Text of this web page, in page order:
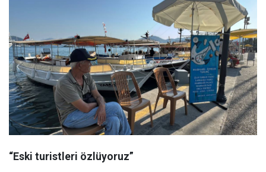
“Eski turistleri özlüyoruz”